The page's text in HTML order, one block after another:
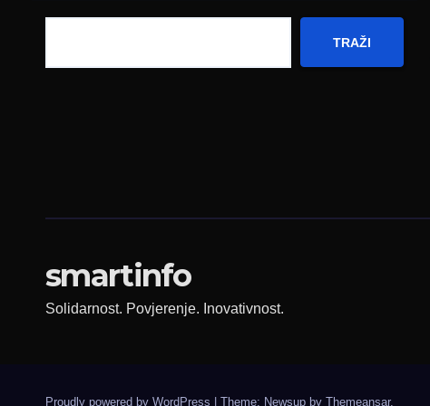
TRAŽI
smartinfo
Solidarnost. Povjerenje. Inovativnost.
Proudly powered by WordPress | Theme: Newsup by Themeansar.